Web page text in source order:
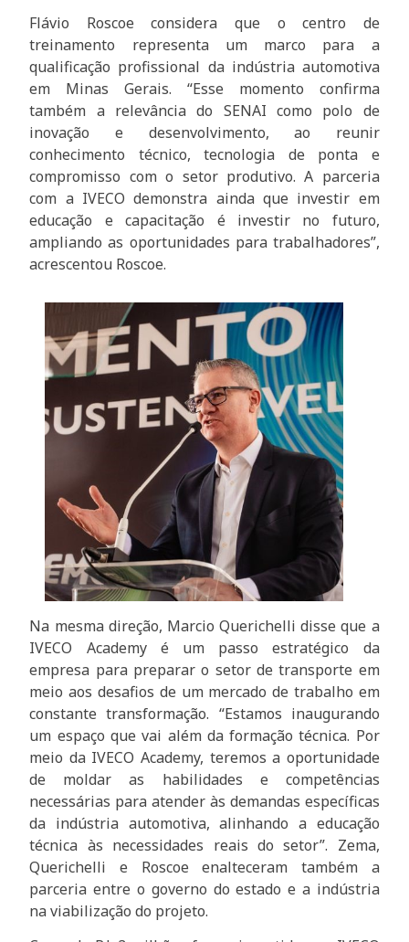
Flávio Roscoe considera que o centro de
treinamento representa um marco para a
qualificação profissional da indústria automotiva
em Minas Gerais. “Esse momento confirma
também a relevância do SENAI como polo de
inovação e desenvolvimento, ao reunir
conhecimento técnico, tecnologia de ponta e
compromisso com o setor produtivo. A parceria
com a IVECO demonstra ainda que investir em
educação e capacitação é investir no futuro,
ampliando as oportunidades para trabalhadores”,
acrescentou Roscoe.
Na mesma direção, Marcio Querichelli disse que a
IVECO Academy é um passo estratégico da
empresa para preparar o setor de transporte em
meio aos desafios de um mercado de trabalho em
constante transformação. “Estamos inaugurando
um espaço que vai além da formação técnica. Por
meio da IVECO Academy, teremos a oportunidade
de moldar as habilidades e competências
necessárias para atender às demandas específicas
da indústria automotiva, alinhando a educação
técnica às necessidades reais do setor”. Zema,
Querichelli e Roscoe enalteceram também a
parceria entre o governo do estado e a indústria
na viabilização do projeto.